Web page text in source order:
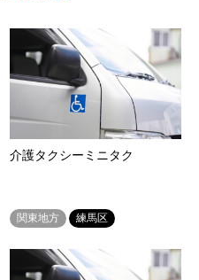
介護タクシーミニタク
関東地方 練馬区